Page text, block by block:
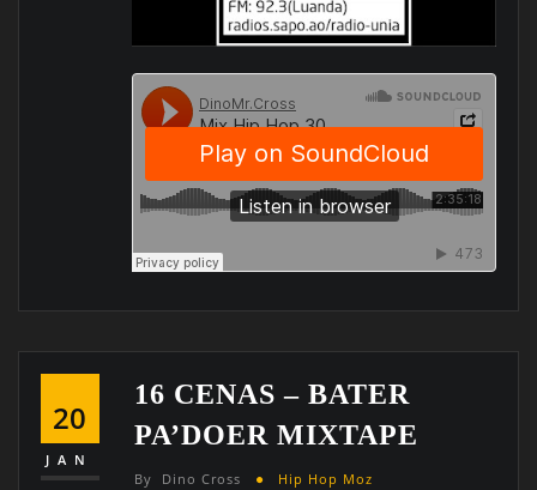
20
JAN
16 CENAS – BATER
PA’DOER MIXTAPE
By Dino Cross Hip Hop Moz